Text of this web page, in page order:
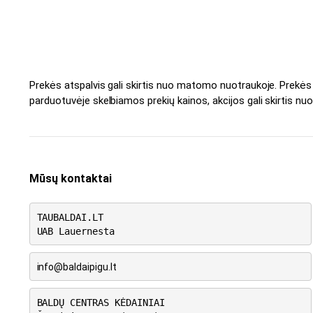
Prekės atspalvis gali skirtis nuo matomo nuotraukoje.
parduotuvėje skelbiamos prekių kainos, akcijos gali skirtis
Mūsų kontaktai
TAUBALDAI.LT
UAB Lauernesta
info@baldaipigu.lt
BALDŲ CENTRAS KĖDAINIAI